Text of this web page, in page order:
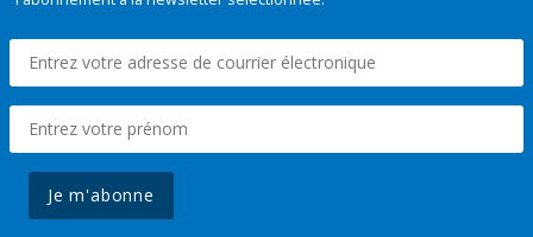
Je m'abonne